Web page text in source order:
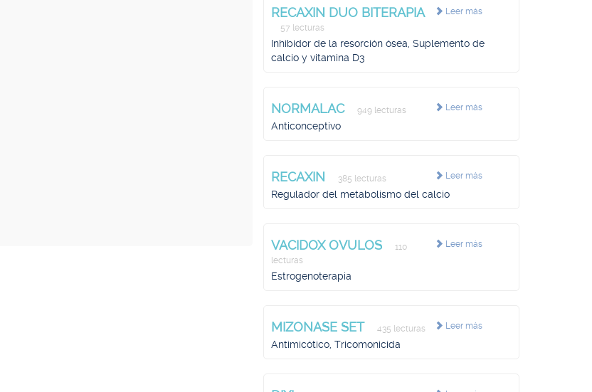
Leer más
RECAXIN DUO BITERAPIA
57 lecturas
Inhibidor de la resorción ósea, Suplemento de
calcio y vitamina D3
Leer más
NORMALAC 949 lecturas
Anticonceptivo
Leer más
RECAXIN 385 lecturas
Regulador del metabolismo del calcio
Leer más
VACIDOX OVULOS
110
lecturas
Estrogenoterapia
Leer más
MIZONASE SET 435 lecturas
Antimicótico, Tricomonicida